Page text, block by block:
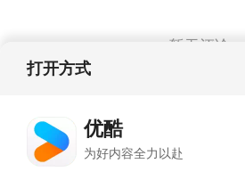
暂无评论
打开方式
优酷
为好内容全力以赴